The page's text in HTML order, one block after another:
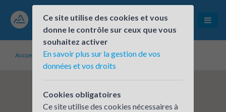
Accueil Établissements inscrits SACVL
Ce site utilise des cookies et vous
donne le contrôle sur ceux que vous
souhaitez activer
En savoir plus sur la gestion de vos
données et vos droits
Cookies obligatoires
Ce site utilise des cookies nécessaires à